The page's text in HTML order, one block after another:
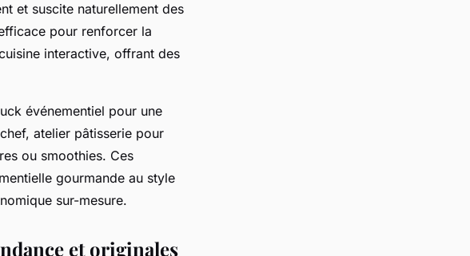
et suscite naturellement des
pour renforcer la
interactive, offrant des
événementiel pour une
atelier pâtisserie pour
ou smoothies. Ces
gourmande au style
sur-mesure.
et originales